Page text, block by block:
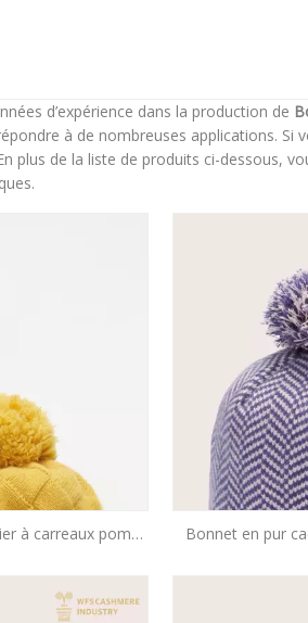
d’expérience dans la production de
à de nombreuses applications. Si
plus de la liste de produits ci-dessous,
à carreaux pom-
Bonnet en pur